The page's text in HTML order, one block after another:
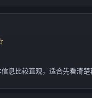
息比较直观，适合先看清楚